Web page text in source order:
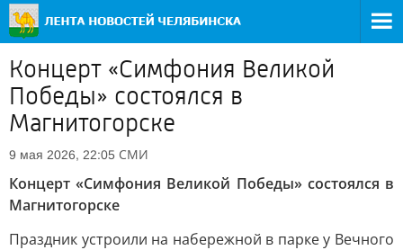
Концерт «Симфония Великой
Победы» состоялся в
Магнитогорске
9 мая 2026, 22:05 СМИ
Концерт «Симфония Великой Победы» состоялся в
Магнитогорске
Праздник устроили на набережной в парке у Вечного